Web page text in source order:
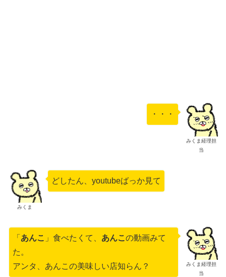
みくま経理担
当
・・・
みくま
どしたん、youtubeばっか見て
みくま経理担
当
「 あんこ 」食べたくて、 あんこ の動画みて
た。
アンタ、あんこの美味しい店知らん？